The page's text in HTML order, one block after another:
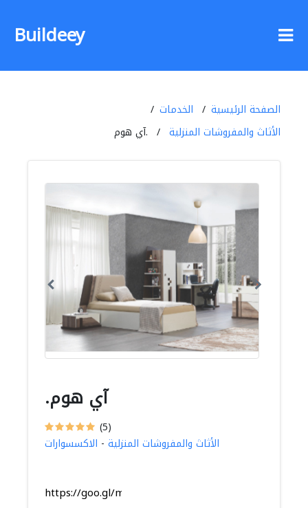
Buildeey
الصفحة الرئيسية
الخدمات
الأثاث والمفروشات المنزلية
.آي هوم
.آي هوم
(5)
الأثاث والمفروشات المنزلية - الاكسسوارات
https://goo.gl/maps/uD7r3Ki3V2c6xE3h9